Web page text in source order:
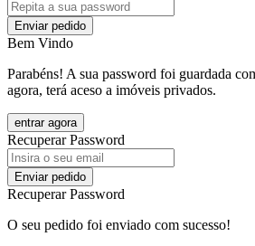
Enviar pedido
Bem Vindo
Parabéns! A sua password foi guardada
agora, terá aceso a imóveis privados.
entrar agora
Recuperar Password
Enviar pedido
Recuperar Password
O seu pedido foi enviado com sucesso!